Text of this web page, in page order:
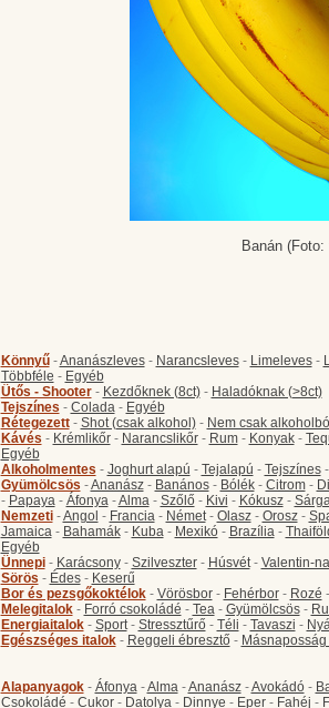
Banán
Könnyű-Ananászleves- Narancsleves- Limeleves-
Többféle - Egyéb
Ütős - Shooter- Kezdőknek (8ct)- Haladóknak (>8ct)
Tejszínes - Colada- Egyéb
Rétegezett- Shot (csak alkohol)- Nem csak alkoholból
Kávés - Krémlikőr- Narancslikőr- Rum- Konyak-
Egyéb
Alkoholmentes - Joghurt alapú - Tejalapú - Tejszínes-
Gyümölcsös -Ananász- Banános- Bólék- Citrom-
- Papaya- Áfonya-Alma- Szőlő- Kivi - Kókusz-
Nemzeti-Angol - Francia- Német- Olasz- Orosz-
Jamaica- Bahamák- Kuba- Mexikó- Brazília-
Egyéb
Ünnepi- Karácsony- Szilveszter- Húsvét- Valentin-
Sörös - Édes- Keserű
Bor és pezsgőkoktélok- Vörösbor- Fehérbor- Rozé -
Melegitalok- Forró csokoládé - Tea- Gyümölcsös-
Energiaitalok- Sport- Stressztűrő- Téli - Tavaszi -
Egészséges italok- Reggeli ébresztő- Másnaposság
Alapanyagok- Áfonya-Alma-Ananász-Avokádó-
Csokoládé - Cukor- Datolya- Dinnye - Eper- Fahéj -